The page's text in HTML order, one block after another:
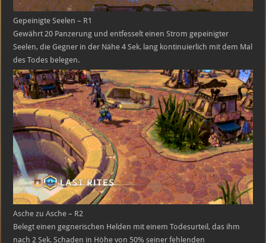
Gepeinigte Seelen – R1
Gewährt 20 Panzerung und entfesselt einen Strom gepeinigter
Seelen, die Gegner in der Nähe 4 Sek. lang kontinuierlich mit dem Mal
des Todes belegen.
Asche zu Asche – R2
Belegt einen gegnerischen Helden mit einem Todesurteil, das ihm
nach 2 Sek. Schaden in Höhe von 50% seiner fehlenden